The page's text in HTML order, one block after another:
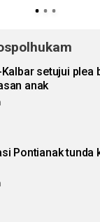
Kalbar setujui plea
anak
Pontianak tunda